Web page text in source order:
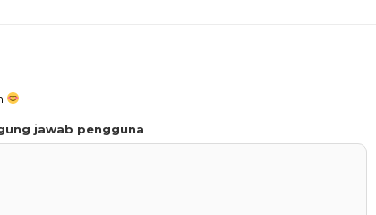
jawab pengguna